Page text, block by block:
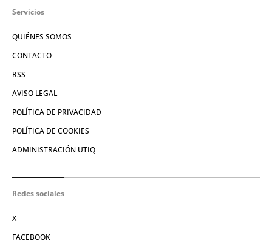
Servicios
QUIÉNES SOMOS
CONTACTO
RSS
AVISO LEGAL
POLÍTICA DE PRIVACIDAD
POLÍTICA DE COOKIES
ADMINISTRACIÓN UTIQ
Redes sociales
X
FACEBOOK